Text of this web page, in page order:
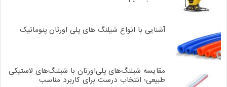
آشنایی با انواع شیلنگ های پلی اورتان پنوماتیک
مقایسه شیلنگ‌های پلی‌اورتان با شیلنگ‌های لاستیکی
طبیعی؛ انتخاب درست برای کاربرد مناسب